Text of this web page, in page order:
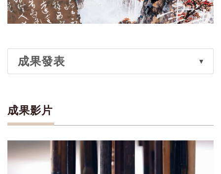
成果發表
成果影片